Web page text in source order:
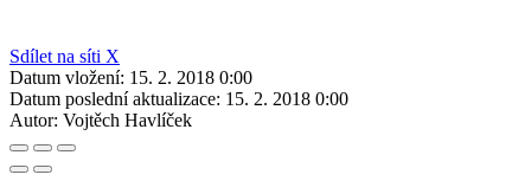
Sdílet na síti X
Datum vložení: 15. 2. 2018 0:00
Datum poslední aktualizace: 15. 2. 2018 0:00
Autor: Vojtěch Havlíček